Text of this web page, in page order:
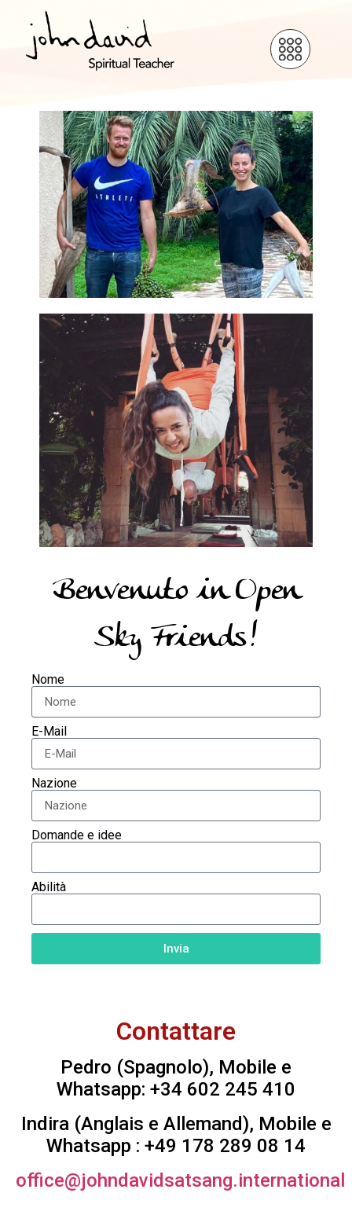
Benvenuto in Open
Sky Friends!
Nome
E-Mail
Nazione
Domande e idee
Abilità
Invia
Contattare
Pedro (Spagnolo), Mobile e
Whatsapp: +34 602 245 410
Indira (Anglais e Allemand), Mobile e
Whatsapp : +49 178 289 08 14
office@johndavidsatsang.international